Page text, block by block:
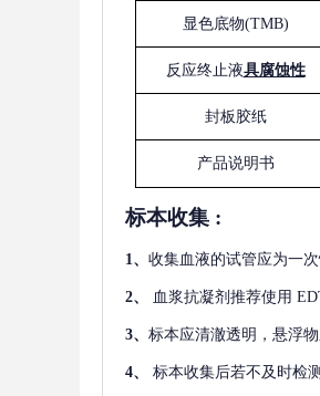
显色底物(TMB)
反应终止液具腐蚀性
封板胶纸
产品说明书
标本收集 :
1、 收集血液的试管应为一
2、 血浆抗凝剂推荐使用
3、 标本应清澈透明，悬浮物
4、 标本收集后若不及时检